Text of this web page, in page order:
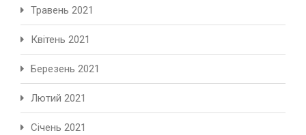
Травень 2021
Квітень 2021
Березень 2021
Лютий 2021
Січень 2021